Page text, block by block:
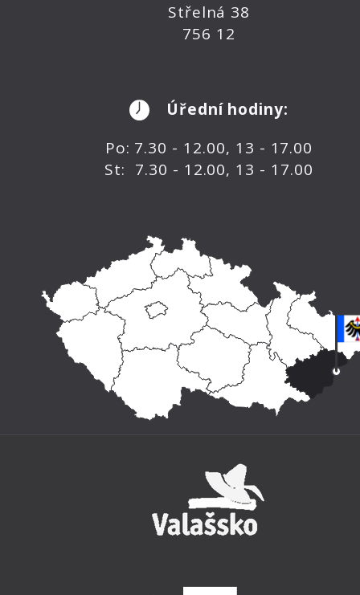
Střelná 38
756 12
Úřední hodiny:
Po: 7.30 - 12.00, 13 - 17.00
St: 7.30 - 12.00, 13 - 17.00